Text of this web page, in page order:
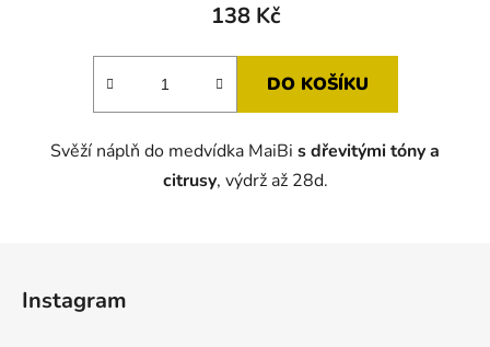
138 Kč
DO KOŠÍKU
Svěží náplň do medvídka MaiBi s dřevitými tóny a
citrusy, výdrž až 28d.
Instagram